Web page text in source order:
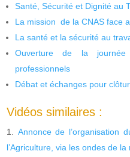
Santé, Sécurité et Dignité au
La mission de la CNAS face
La santé et la sécurité au
Ouverture de la journée
professionnels
Débat et échanges pour
Vidéos similaires :
Annonce de l’organisation
l’Agriculture, via les ondes de